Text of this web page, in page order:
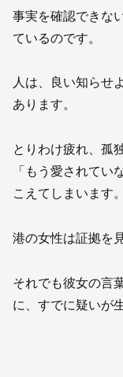
事実を確認できな
ているのです。
人は、良い知らせ
あります。
とりわけ疲れ、孤
「もう愛されてい
こえてしまいます。
港の女性は証拠を
それでも彼女の言
に、すでに疑いが